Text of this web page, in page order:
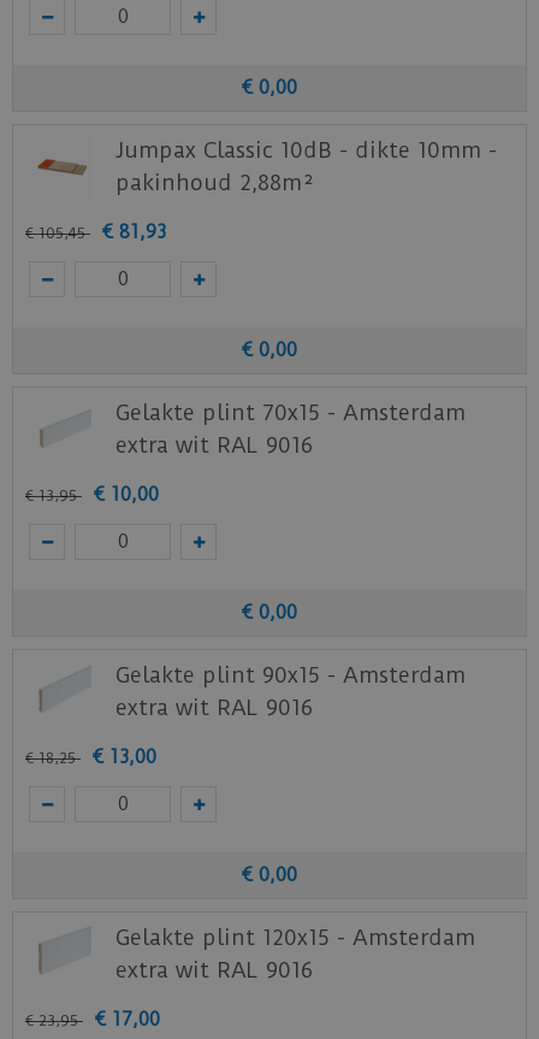
Ambiant PVC vloeren.
Staal aanvragen
nieuwe of huidige meubels? Vraag dan
nuhier een staal op van deze vloer bij Ambiant.
€ 0,00
Jumpax Classic 10dB - dikte 10mm -
pakinhoud 2,88m²
€ 105,45 € 81,93
€ 0,00
Gelakte plint 70x15 - Amsterdam
extra wit RAL 9016
€ 13,95 € 10,00
€ 0,00
Gelakte plint 90x15 - Amsterdam
extra wit RAL 9016
€ 18,25 € 13,00
€ 0,00
Gelakte plint 120x15 - Amsterdam
extra wit RAL 9016
€ 23,95 € 17,00